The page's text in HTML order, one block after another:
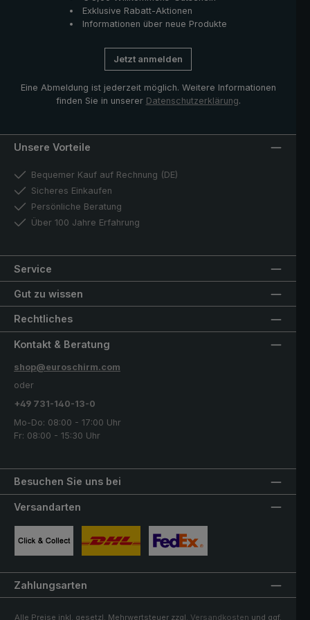
Exklusive Rabatt-Aktionen
Informationen über neue Produkte
Jetzt anmelden
Eine Abmeldung ist jederzeit möglich. Weitere Informationen
finden Sie in unserer Datenschutzerklärung.
Unsere Vorteile
Bequemer Kauf auf Rechnung (DE)
Sicheres Einkaufen
Persönliche Beratung
Über 100 Jahre Erfahrung
Service
Gut zu wissen
Rechtliches
Besuchen Sie uns bei
Kontakt & Beratung
shop@euroschirm.com
oder
+49 731-140-13-0
Mo-Do: 08:00 - 17:00 Uhr
Fr: 08:00 - 15:30 Uhr
Versandarten
Zahlungsarten
Alle Preise inkl. gesetzl. Mehrwertsteuer zzgl. Versandkosten und ggf.